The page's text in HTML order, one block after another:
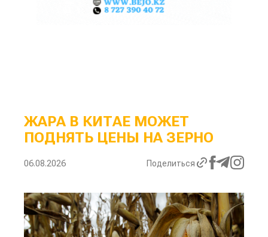
ЖАРА В КИТАЕ МОЖЕТ
ПОДНЯТЬ ЦЕНЫ НА ЗЕРНО
06.08.2026 Поделиться